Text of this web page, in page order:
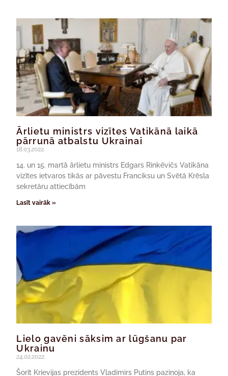
Ārlietu ministrs vizītes Vatikānā laikā
pārrunā atbalstu Ukrainai
18.03.2022.
14. un 15. martā ārlietu ministrs Edgars Rinkēvičs Vatikāna
vizītes ietvaros tikās ar pāvestu Franciksu un Svētā Krēsla
sekretāru attiecībām
Lasīt vairāk »
Lielo gavēni sāksim ar lūgšanu par
Ukrainu
24.02.2022.
Šorīt Krievijas prezidents Vladimirs Putins paziņoja, ka